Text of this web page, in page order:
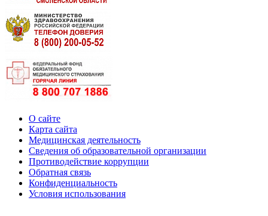
О сайте
Карта сайта
Медицинская деятельность
Сведения об образовательной организации
Противодействие коррупции
Обратная связь
Конфиденциальность
Условия использования